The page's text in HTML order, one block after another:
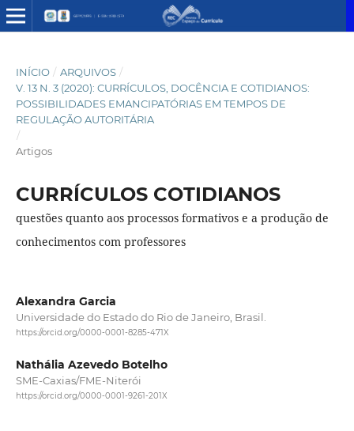
INÍCIO / ARQUIVOS /
V. 13 N. 3 (2020): CURRÍCULOS, DOCÊNCIA E COTIDIANOS:
POSSIBILIDADES EMANCIPATÓRIAS EM TEMPOS DE
REGULAÇÃO AUTORITÁRIA
/
Artigos
CURRÍCULOS COTIDIANOS
questões quanto aos processos formativos e a produção de
conhecimentos com professores
Alexandra Garcia
Universidade do Estado do Rio de Janeiro, Brasil.
https://orcid.org/0000-0001-8285-471X
Nathália Azevedo Botelho
SME-Caxias/FME-Niterói
https://orcid.org/0000-0001-9261-201X